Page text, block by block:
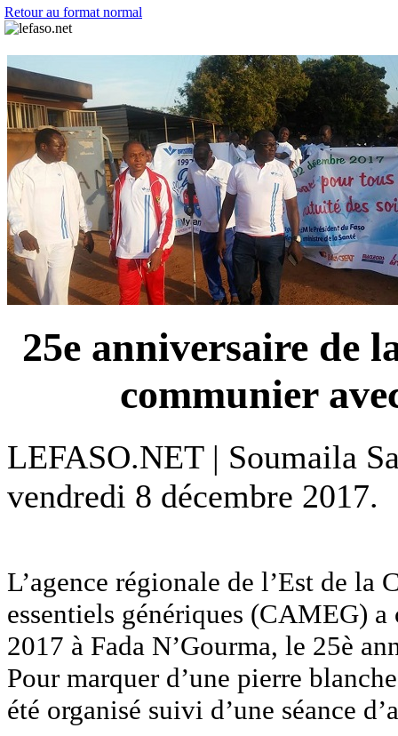
Retour au format normal
25e anniversaire de
communier
LEFASO.NET | Soumaila
vendredi 8 décembre 2017.
L’agence régionale de l’Est de la
essentiels génériques (CAMEG)
2017 à Fada N’Gourma, le 25è
Pour marquer d’une pierre
été organisé suivi d’une séance